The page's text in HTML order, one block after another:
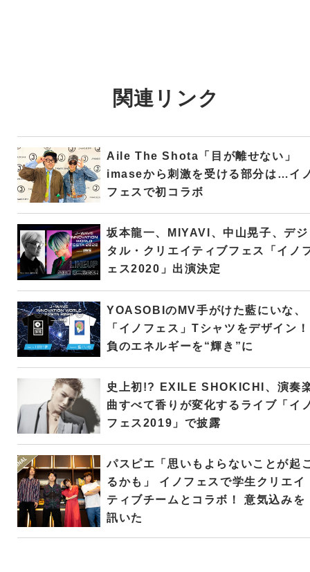
関連リンク
Aile The Shota「目が離せない」
imaseから刺激を受ける部分は…イ
フェスで初コラボ
坂本龍一、MIYAVI、中山晃子、デジ
タル・クリエイティブフェス「イノ
ェス2020」出演決定
YOASOBIのMV手がけた藍にいな、
「イノフェス」Tシャツをデザイン！
負のエネルギーを“輝き”に
史上初!? EXILE SHOKICHI、演奏
曲すべて香りが変化するライブ「イ
フェス2019」で披露
パスピエ「思いもよらないことが起
るかも」 イノフェスで学生クリエイ
ティブチームとコラボ！ 意気込みを
訊いた